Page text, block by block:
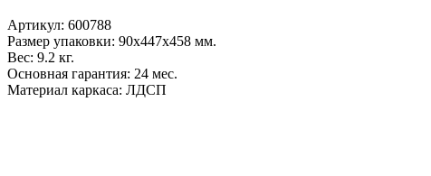
Артикул: 600788
Размер упаковки: 90х447х458 мм.
Вес: 9.2 кг.
Основная гарантия: 24 мес.
Материал каркаса: ЛДСП